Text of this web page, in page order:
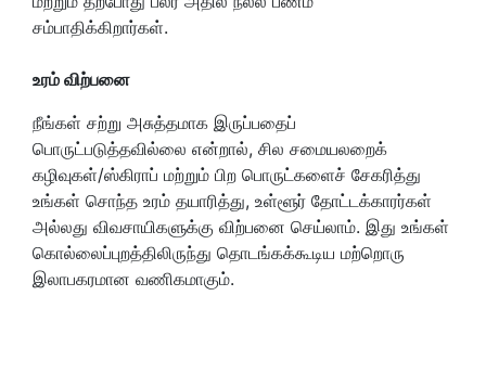
சம்பாதிக்கிறார்கள்.
உரம் விற்பனை
நீங்கள் சற்று அசுத்தமாக இருப்பதைப்
பொருட்படுத்தவில்லை என்றால், சில சமையலறைக்
கழிவுகள்/ஸ்கிராப் மற்றும் பிற பொருட்களைச் சேகரித்து
உங்கள் சொந்த உரம் தயாரித்து, உள்ளூர் தோட்டக்காரர்கள்
அல்லது விவசாயிகளுக்கு விற்பனை செய்லாம். இது உங்கள்
கொல்லைப்புறத்திலிருந்து தொடங்கக்கூடிய மற்றொரு
இலாபகரமான வணிகமாகும்.